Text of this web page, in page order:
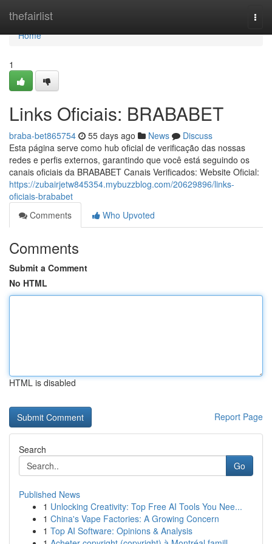
thefairlist
Home
Home
1
Links Oficiais: BRABABET
braba-bet865754 55 days ago News
Discuss
Esta página serve como hub oficial de verificação das nossas
redes e perfis externos, garantindo que você está seguindo os
canais oficiais da BRABABET Canais Verificados: Website Oficial:
https://zubairjetw845354.mybuzzblog.com/20629896/links-
oficiais-brababet
Comments
Who Upvoted
Comments
Submit a Comment
No HTML
HTML is disabled
Report Page
Search
Go
Published News
1 Unlocking Creativity: Top Free AI Tools You Nee...
1 China's Vape Factories: A Growing Concern
1 Top AI Software: Opinions & Analysis